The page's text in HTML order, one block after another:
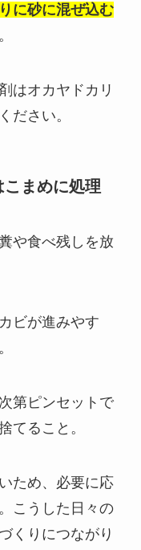
に砂に混ぜ込む
はオカヤドカリ
ださい。
まめに処理
や食べ残しを放
ビが進みやす
第ピンセットで
てること。
ため、必要に応
こうした日々の
くりにつながり